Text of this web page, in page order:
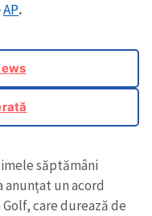
AP.
săptămâni
anunțat un acord
care durează de